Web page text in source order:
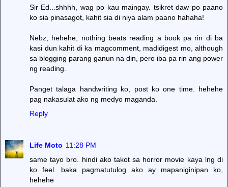
Sir Ed...shhhh, wag po kau maingay. tsikret daw po paano
ko sia pinasagot, kahit sia di niya alam paano hahaha!
Nebz, hehehe, nothing beats reading a book pa rin di ba
kasi dun kahit di ka magcomment, madidigest mo, although
sa blogging parang ganun na din, pero iba pa rin ang power
ng reading.
Panget talaga handwriting ko, post ko one time. hehehe
pag nakasulat ako ng medyo maganda.
Reply
Life Moto 11:28 PM
same tayo bro. hindi ako takot sa horror movie kaya lng di
ko feel. baka pagmatutulog ako ay mapaniginipan ko,
hehehe